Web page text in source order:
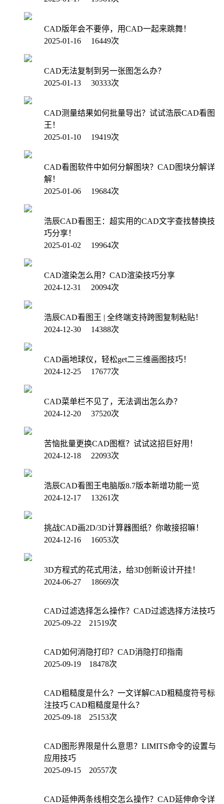
CAD版年会不要停，用CAD一起来跳舞！
2025-01-16 16449次
CAD无法复制到另一张图怎么办？
2025-01-13 30333次
CAD测量结果如何批量导出？试试浩辰CAD看图
王！
2025-01-10 19419次
CAD看图软件中如何分解图块？CAD图块分解详
解！
2025-01-06 19684次
浩辰CAD看图王：超实用的CAD文字查找替换技
巧分享！
2025-01-02 19964次
CAD渲染怎么用？CAD渲染技巧分享
2024-12-31 20094次
浩辰CAD看图王 | 全终端支持跨图复制粘贴！
2024-12-30 14388次
CAD画地球仪，轻松get二三维画图技巧！
2024-12-25 17677次
CAD菜单栏不见了，无法调出怎么办？
2024-12-20 37520次
苦恼批量更换CAD图框？试试这招巨好用！
2024-12-18 22093次
浩辰CAD看图王电脑版8.7版本新增功能一览
2024-12-17 13261次
挑战CAD画2D/3D计算器图纸？你敢接招嘛！
2024-12-16 16053次
3D方程式的花式用法，给3D创新设计开挂！
2024-06-27 18669次
CAD过滤选择怎么操作？CAD过滤选择方法技巧
2025-09-22 21519次
CAD如何消隐打印？CAD消隐打印指南
2025-09-19 18478次
CAD粗糙度是什么？一文详解CAD粗糙度符号标
注技巧 CAD粗糙度是什么？
2025-09-18 25153次
CAD图形界限是什么意思？LIMITS命令的设置与
应用技巧
2025-09-15 20557次
CAD延伸两条线相交怎么操作？CAD延伸命令详